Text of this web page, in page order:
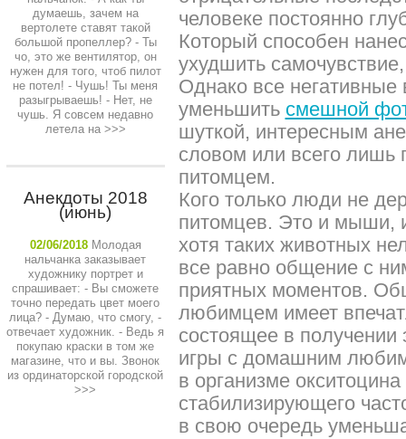
думаешь, зачем на
вертолете ставят такой
большой пропеллер? - Ты
чо, это же вентилятор, он
нужен для того, чтоб пилот
не потел! - Чушь! Ты меня
разыгрываешь! - Нет, не
чушь. Я совсем недавно
летела на>>>
Анекдоты 2018
(июнь)
02/06/2018 Молодая
нальчанка заказывает
художнику портрет и
спрашивает: - Вы сможете
точно передать цвет моего
лица? - Думаю, что смогу, -
отвечает художник. - Ведь я
покупаю краски в том же
магазине, что и вы. Звонок
из ординаторской городской
>>>
человеке постоянно
Который способен
ухудшить
Однако все негативные
уменьшить смешной
шуткой, интересным
словом или всего
питомцем.
Кого только люди не
питомцев. Это и мыши,
хотя таких животных
все равно общение с
приятных моментов.
любимцем имеет
состоящее в получении
игры с домашним
в организме
стабилизирующего
в свою очередь